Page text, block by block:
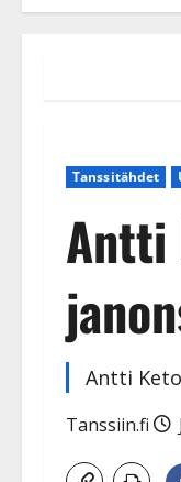
Tanssitähdet
Antti
Antti
Tanssiin.fi